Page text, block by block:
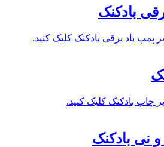
بادکنک
پمپ باد برقی بادکنک کلیک کنید.
چاپ بادکنک کلیک کنید.
نی بادکنک